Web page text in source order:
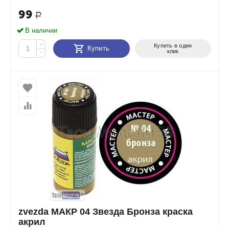
99 Р
В наличии
+
−
Купить
Купить в один
клик
zvezda МАКР 04 Звезда Бронза краска
акрил